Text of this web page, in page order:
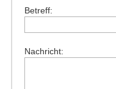
Betreff:
Nachricht: